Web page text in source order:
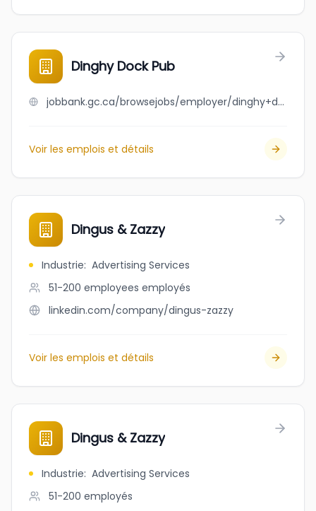
Dinghy Dock Pub
jobbank.gc.ca/browsejobs/employer/dinghy+dock+pub/ca
Voir les emplois et détails
Dingus & Zazzy
Industrie: Advertising Services
51-200 employees employés
linkedin.com/company/dingus-zazzy
Voir les emplois et détails
Dingus & Zazzy
Industrie: Advertising Services
51-200 employés